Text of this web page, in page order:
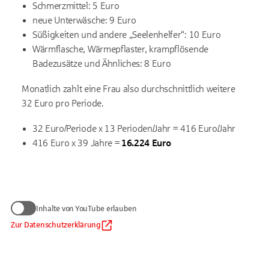
Schmerzmittel: 5 Euro
neue Unterwäsche: 9 Euro
Süßigkeiten und andere „Seelenhelfer“: 10 Euro
Wärmflasche, Wärmepflaster, krampflösende
Badezusätze und Ähnliches: 8 Euro
Monatlich zahlt eine Frau also durchschnittlich weitere
32 Euro pro Periode.
32 Euro/Periode x 13 Perioden/Jahr = 416 Euro/Jahr
416 Euro x 39 Jahre = 16.224 Euro
Inhalte von YouTube erlauben
Zur Datenschutzerklärung
zum Anzeigen von YouTube-Videos
Daten werden nur an Google übermittelt, soweit dies für die
Einbindung von YouTube erforderlich ist. Informationen finden
Inhalte von YouTube erlauben